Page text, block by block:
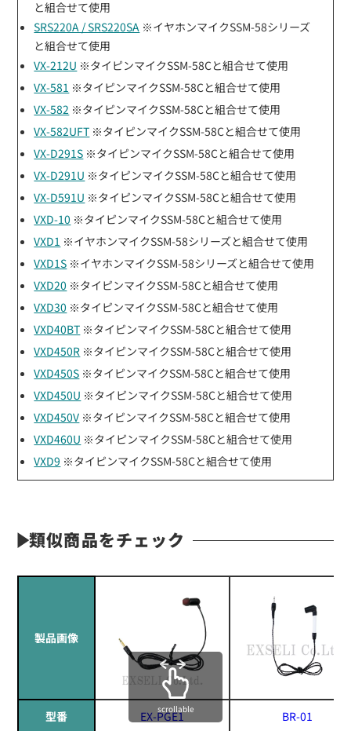
と組合せて使用
SRS220A / SRS220SA ※イヤホンマイクSSM-58シリーズ
と組合せて使用
VX-212U ※タイピンマイクSSM-58Cと組合せて使用
VX-581 ※タイピンマイクSSM-58Cと組合せて使用
VX-582 ※タイピンマイクSSM-58Cと組合せて使用
VX-582UFT ※タイピンマイクSSM-58Cと組合せて使用
VX-D291S ※タイピンマイクSSM-58Cと組合せて使用
VX-D291U ※タイピンマイクSSM-58Cと組合せて使用
VX-D591U ※タイピンマイクSSM-58Cと組合せて使用
VXD-10 ※タイピンマイクSSM-58Cと組合せて使用
VXD1 ※イヤホンマイクSSM-58シリーズと組合せて使用
VXD1S ※イヤホンマイクSSM-58シリーズと組合せて使用
VXD20 ※タイピンマイクSSM-58Cと組合せて使用
VXD30 ※タイピンマイクSSM-58Cと組合せて使用
VXD40BT ※タイピンマイクSSM-58Cと組合せて使用
VXD450R ※タイピンマイクSSM-58Cと組合せて使用
VXD450S ※タイピンマイクSSM-58Cと組合せて使用
VXD450U ※タイピンマイクSSM-58Cと組合せて使用
VXD450V ※タイピンマイクSSM-58Cと組合せて使用
VXD460U ※タイピンマイクSSM-58Cと組合せて使用
VXD9 ※タイピンマイクSSM-58Cと組合せて使用
類似商品をチェック
製品画像
型番 EX-PGE1 BR-01
scrollable